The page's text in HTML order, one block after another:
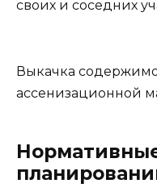
своих и соседних
Выкачка
ассенизационной